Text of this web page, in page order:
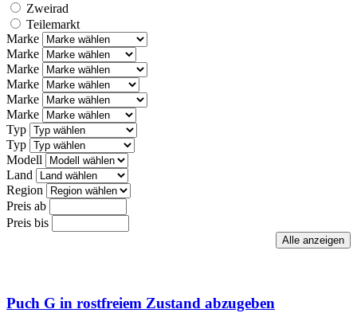
Zweirad
Teilemarkt
Marke
Marke
Marke
Marke
Marke
Marke
Typ
Typ
Modell
Land
Region
Preis ab
Preis bis
Puch G in rostfreiem Zustand abzugeben